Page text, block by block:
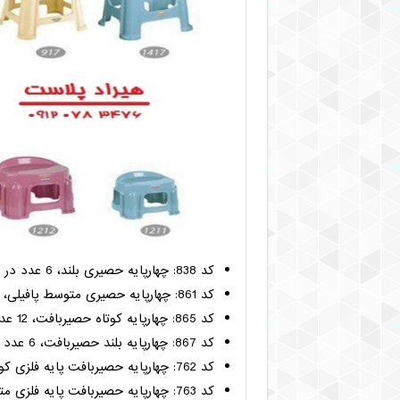
کد 838: چهارپایه حصیری بلند، 6 عدد در بسته
کد 861: چهارپایه حصیری متوسط پافیلی، 6 عدد در بسته
کد 865: چهارپایه کوتاه حصیربافت، 12 عدد در بسته
کد 867: چهارپایه بلند حصیربافت، 6 عدد در بسته
کد 762: چهارپایه حصیربافت پایه فلزی کوتاه، 3 عدد در بسته
کد 763: چهارپایه حصیربافت پایه فلزی متوسط، 3 عدد در بسته